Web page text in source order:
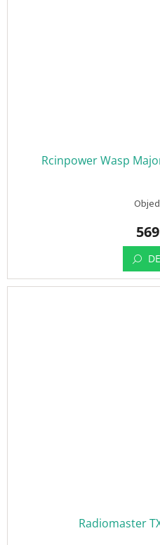
Rcinpower Wasp
Radiomaster